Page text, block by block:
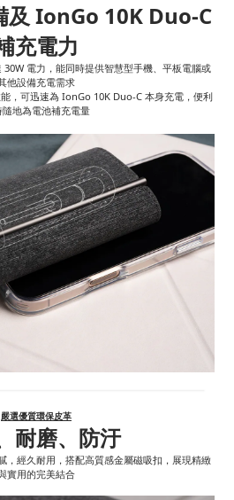
及 IonGo 10K Duo-C
充電力
30W 電力，能同時提供智慧型手機、平板電腦或
他設備充電需求
，可迅速為 IonGo 10K Duo-C 本身充電，便利
隨地為電池補充電量
嚴選優質環保皮革
耐磨、防汙
，經久耐用，搭配高質感金屬磁吸扣，展現精緻
實用的完美結合